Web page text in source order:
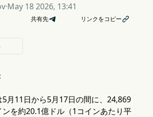
·May 18 2026, 13:41
共有先 リンクをコピー
月11日から5月17日の間に、24,869
ンを約20.1億ドル（1コインあたり平